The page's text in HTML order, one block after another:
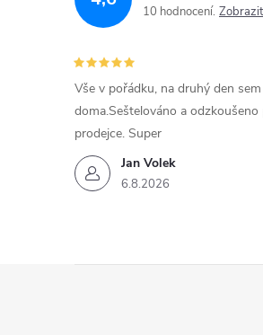
10 hodnocení
Jan Volek
6.8.2026
Vše v pořádku, na druhý den
doma.Seštelováno a odzkoušeno
prodejce. Super